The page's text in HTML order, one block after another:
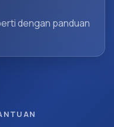
dengan panduan